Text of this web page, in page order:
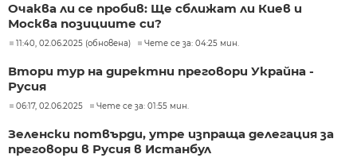
Очаква ли се пробив: Ще сближат ли Киев и
Москва позициите си?
11:40, 02.06.2025 (обновена) Чете се за: 04:25 мин.
Втори тур на директни преговори Украйна -
Русия
06:17, 02.06.2025 Чете се за: 01:55 мин.
Зеленски потвърди, утре изпраща делегация за
преговори в Русия в Истанбул